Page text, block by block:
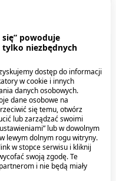
serii Podobne
powoduje
niezbędnych
dostęp do informacji
w cookie i innych
danych osobowych.
dane osobowe na
się temu, otwórz
lub zarządzać swoimi
lub w dowolnym
lewym dolnym rogu witryny.
w stopce serwisu i kliknij
swoją zgodę. Te
i nie będą miały